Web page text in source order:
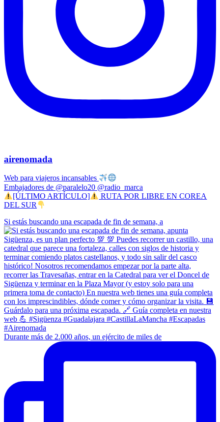
airenomada
Web para viajeros incansables
Embajadores de @paralelo20 @radio_marca
[ÚLTIMO ARTÍCULO]
RUTA POR LIBRE EN COREA
DEL SUR
Si estás buscando una escapada de fin de semana, a
Durante más de 2.000 años, un ejército de miles de